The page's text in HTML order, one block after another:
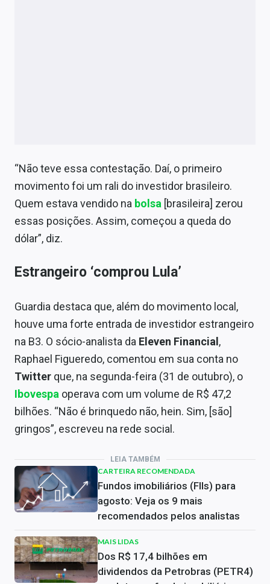
“Não teve essa contestação. Daí, o primeiro
movimento foi um rali do investidor brasileiro.
Quem estava vendido na bolsa [brasileira] zerou
essas posições. Assim, começou a queda do
dólar”, diz.
Estrangeiro ‘comprou Lula’
Guardia destaca que, além do movimento local,
houve uma forte entrada de investidor estrangeiro
na B3. O sócio-analista da Eleven Financial ,
Raphael Figueredo, comentou em sua conta no
Twitter que, na segunda-feira (31 de outubro), o
Ibovespa operava com um volume de R$ 47,2
bilhões. “Não é brinquedo não, hein. Sim, [são]
gringos”, escreveu na rede social.
LEIA TAMBÉM
CARTEIRA RECOMENDADA
Fundos imobiliários (FIIs) para
agosto: Veja os 9 mais
recomendados pelos analistas
MAIS LIDAS
Dos R$ 17,4 bilhões em
dividendos da Petrobras (PETR4)